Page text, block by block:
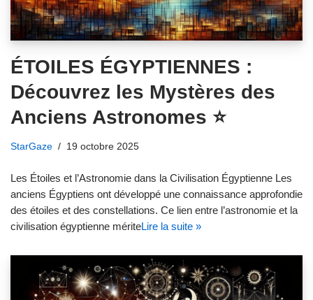
ÉTOILES ÉGYPTIENNES :
Découvrez les Mystères des
Anciens Astronomes ⭐️
StarGaze 19 octobre 2025
Les Étoiles et l’Astronomie dans la Civilisation Égyptienne Les
anciens Égyptiens ont développé une connaissance approfondie
des étoiles et des constellations. Ce lien entre l’astronomie et la
civilisation égyptienne mériteLire la suite »